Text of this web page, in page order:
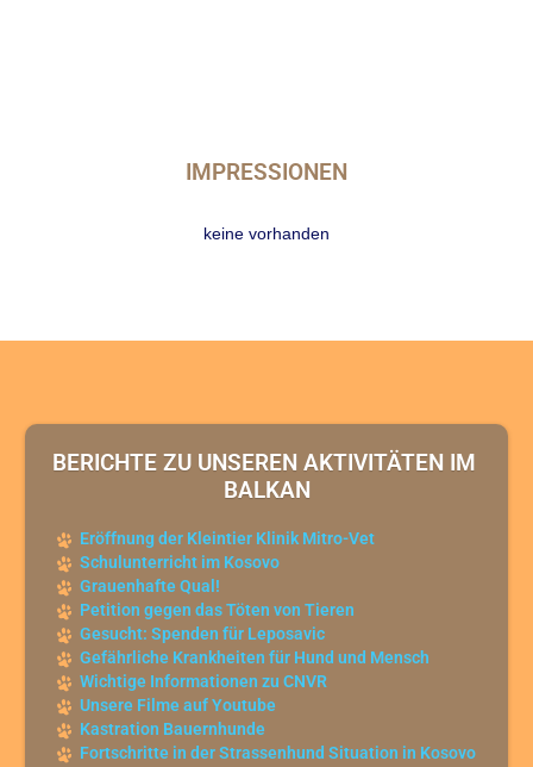
IMPRESSIONEN
keine vorhanden
BERICHTE ZU UNSEREN AKTIVITÄTEN IM
BALKAN
Eröffnung der Kleintier Klinik Mitro-Vet
Schulunterricht im Kosovo
Grauenhafte Qual!
Petition gegen das Töten von Tieren
Gesucht: Spenden für Leposavic
Gefährliche Krankheiten für Hund und Mensch
Wichtige Informationen zu CNVR
Unsere Filme auf Youtube
Kastration Bauernhunde
Fortschritte in der Strassenhund Situation in Kosovo